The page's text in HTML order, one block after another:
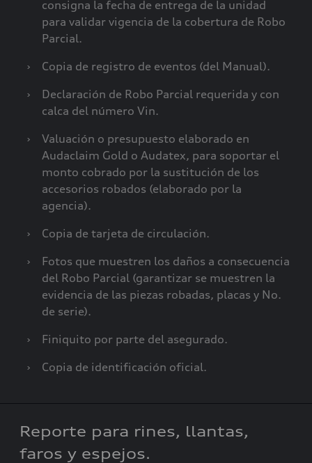
consigna la fecha de entrega de la unidad
para validar vigencia de la cobertura de Robo
Parcial.
›
Copia de registro de eventos (del Manual).
›
Declaración de Robo Parcial requerida y con
calca del número Vin.
›
Valuación o presupuesto elaborado en
Audaclaim Gold o Audatex, para soportar el
monto cobrado por la sustitución de los
accesorios robados (elaborado por la
agencia).
›
Copia de tarjeta de circulación.
›
Fotos que muestren los daños a consecuencia
del Robo Parcial (garantizar se muestren la
evidencia de las piezas robadas, placas y No.
de serie).
›
Finiquito por parte del asegurado.
›
Copia de identificación oficial.
Reporte para rines, llantas,
faros y espejos.